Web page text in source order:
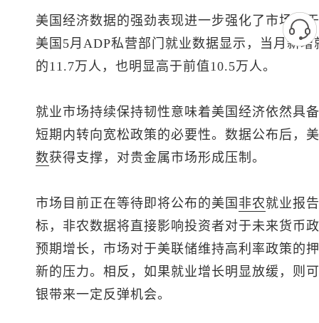
美国经济数据的强劲表现进一步强化了市场对
美国5月ADP私营部门就业数据显示，当月新
的11.7万人，也明显高于前值10.5万人。
就业市场持续保持韧性意味着美国经济依然具
短期内转向宽松政策的必要性。数据公布后，
数获得支撑，对贵金属市场形成压制。
市场目前正在等待即将公布的美国 非农就业报
标，非农数据将直接影响投资者对于未来货币
预期增长，市场对于美联储维持高利率政策的
新的压力。相反，如果就业增长明显放缓，则
银带来一定反弹机会。